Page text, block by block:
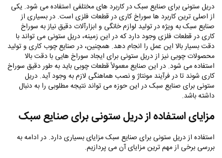
دریل ستونی برای صنایع سبک در کاربرد های مختلفی استفاده می‌ شود. یکی
از اصلی‌ ترین کاربرد ها سوراخ کاری در قطعات فلزی است. در بسیاری از
صنایع سبک به‌ ویژه در تولید لوازم خانگی و ابزارآلات دقیق نیاز به سوراخ
کاری در قطعات فلزی وجود دارد که در این زمینه، دریل ستونی می‌ تواند با
دقت بسیار بالا این عمل را انجام دهد. همچنین، در صنایع چوب‌ کاری و تولید
محصولات چوبی نیز از دریل ستونی برای ایجاد سوراخ‌ هایی با دقت بالا
استفاده می‌ شود. در این صنایع معمولاً قطعات چوبی باید به‌ طور دقیق سوراخ
کاری شوند تا در فرآیند مونتاژ و نصب هماهنگی لازم به‌ وجود آید. دریل
ستونی برای صنایع سبک در این حوزه می‌ تواند نتیجه مطلوبی را به‌ دنبال
داشته باشد.
مزایای استفاده از دریل ستونی برای صنایع سبک
استفاده از دریل ستونی برای صنایع سبک مزایای بسیاری دارد. در ادامه به
بررسی برخی از مهم ترین مزایای آن می پردازیم.